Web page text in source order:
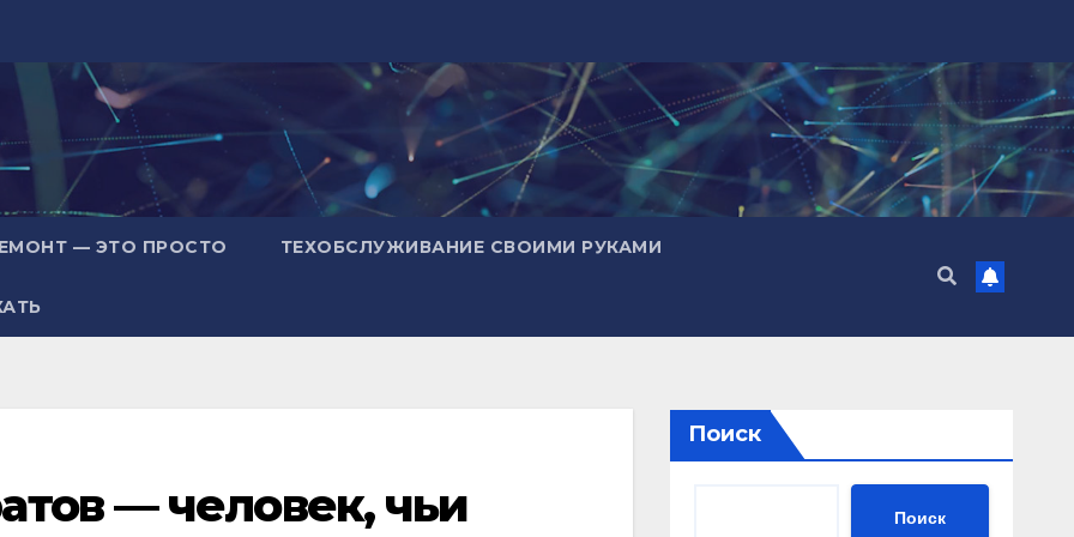
— ЭТО ПРОСТО ТЕХОБСЛУЖИВАНИЕ СВОИМИ РУКАМИ
— человек, чьи
Поиск
Поиск